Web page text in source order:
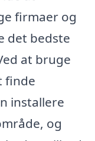
firmaer og
det bedste
at bruge
finde
installere
og